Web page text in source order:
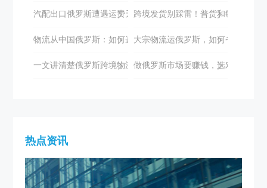
汽配出口俄罗斯遭遇运费天价与时效困境？立德国际助您破局！
跨境发货别踩雷！普货和敏感货到
物流从中国俄罗斯：如何选择专业的物流服务商？
大宗物流运俄罗斯，如何省心又高
一文讲清楚俄罗斯跨境物流专线做俄罗斯市场要赚钱，选对物流很
热点资讯